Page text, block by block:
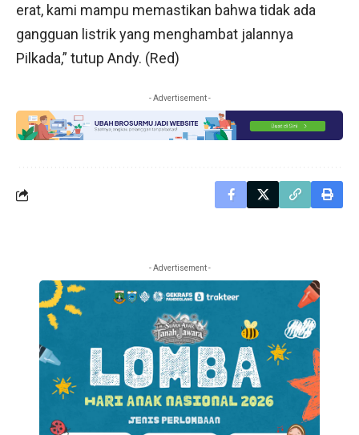
erat, kami mampu memastikan bahwa tidak ada
gangguan listrik yang menghambat jalannya
Pilkada,” tutup Andy. (Red)
- Advertisement -
- Advertisement -